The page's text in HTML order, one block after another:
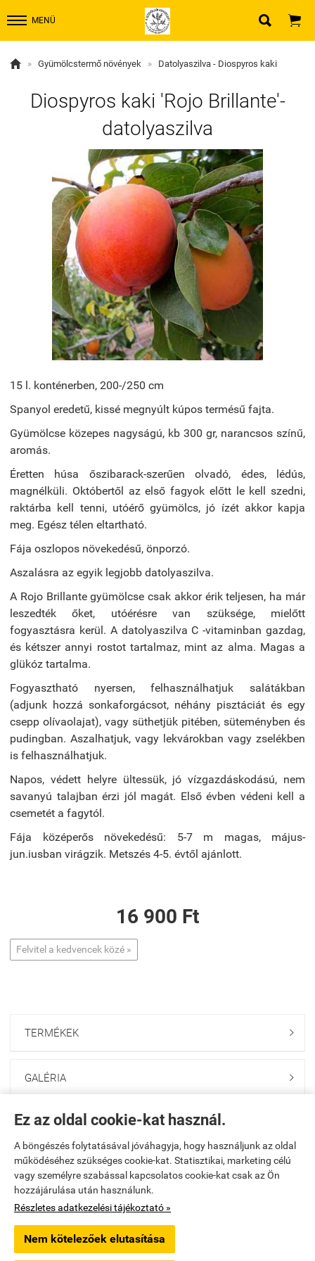
Ez az oldal cookie-kat használ.
A böngészés folytatásával jóváhagyja, hogy használjunk az oldal
működéséhez szükséges cookie-kat. Statisztikai, marketing célú
vagy személyre szabással kapcsolatos cookie-kat csak az Ön
hozzájárulása után használunk.
Részletes adatkezelési tájékoztató »
Nem kötelezőek elutasítása
MENÜ  
 » Gyümölcstermő növények » Datolyaszilva - Diospyros kaki
Diospyros kaki 'Rojo Brillante'-
datolyaszilva
15 l. konténerben, 200-/250 cm
Spanyol eredetű, kissé megnyúlt kúpos termésű fajta.
Gyümölcse közepes nagyságú, kb 300 gr, narancsos színű,
aromás.
Éretten húsa őszibarack-szerűen olvadó, édes, lédús,
magnélküli. Októbertől az első fagyok előtt le kell szedni,
raktárba kell tenni, utóérő gyümölcs, jó ízét akkor kapja
meg. Egész télen eltartható.
Fája oszlopos növekedésű, önporzó.
Aszalásra az egyik legjobb datolyaszilva.
A Rojo Brillante gyümölcse csak akkor érik teljesen, ha már
leszedték őket, utóérésre van szüksége, mielőtt
fogyasztásra kerül. A datolyaszilva C -vitaminban gazdag,
és kétszer annyi rostot tartalmaz, mint az alma. Magas a
glükóz tartalma.
Fogyasztható nyersen, felhasználhatjuk salátákban
(adjunk hozzá sonkaforgácsot, néhány pisztáciát és egy
csepp olívaolajat), vagy süthetjük pitében, süteményben és
pudingban. Aszalhatjuk, vagy lekvárokban vagy zselékben
is felhasználhatjuk.
Napos, védett helyre ültessük, jó vízgazdáskodású, nem
savanyú talajban érzi jól magát. Első évben védeni kell a
csemetét a fagytól.
Fája középerős növekedésű: 5-7 m magas, május-
jun.iusban virágzik. Metszés 4-5. évtől ajánlott.
16 900 Ft
Felvitel a kedvencek közé »
TERMÉKEK 
GALÉRIA 
ONLINE GAZDABOLT
Saját fiók
Elérhetőségek